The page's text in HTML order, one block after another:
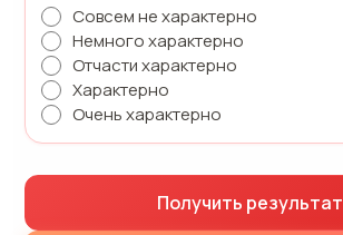
Совсем не характерно
Немного характерно
Отчасти характерно
Характерно
Очень характерно
Получить результат